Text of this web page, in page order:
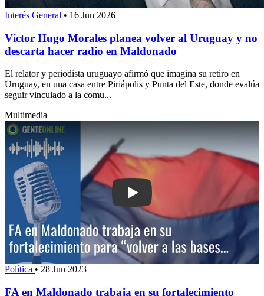
Interés General • 16 Jun 2026
Víctor Hugo Morales planea volver al Uruguay y no
descarta hacer radio en Maldonado
El relator y periodista uruguayo afirmó que imagina su retiro en
Uruguay, en una casa entre Piriápolis y Punta del Este, donde evalúa
seguir vinculado a la comu...
Multimedia
Play: FA en Maldonado trabaja en su
Política • 28 Jun 2023
FA en Maldonado trabaja en su fortalecimiento